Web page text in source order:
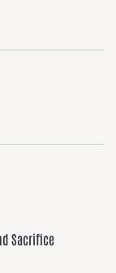
Sacrifice